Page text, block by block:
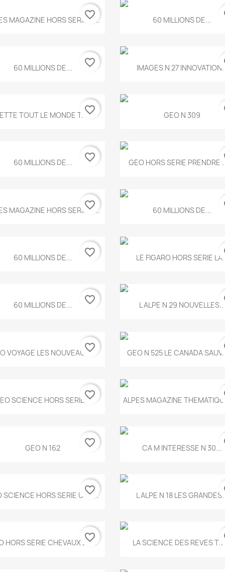
Aperçu rapide
MAGAZINE HORS SERIE N...
favorite_border Aperçu rapide
60 MILLIONS DE...
Aperçu rapide
60 MILLIONS DE... favorite_border Aperçu rapide
IMAGES N 27
Aperçu rapide
TOUT LE MONDE T.546
favorite_border Aperçu rapide
GEO N 309
Aperçu rapide
60 MILLIONS DE... favorite_border Aperçu rapide
GEO HORS SERIE PRENDRE
Aperçu rapide
MAGAZINE HORS SERIE N...
favorite_border Aperçu rapide
60 MILLIONS DE...
Aperçu rapide
60 MILLIONS DE... favorite_border Aperçu rapide
LE FIGARO HORS SERIE
Aperçu rapide
60 MILLIONS DE... favorite_border Aperçu rapide
L ALPE N 29 NOUVELLES...
Aperçu rapide
VOYAGE LES NOUVEAUX...
favorite_border Aperçu rapide
GEO N 525 LE CANADA
Aperçu rapide
SCIENCE HORS SERIE...
favorite_border Aperçu rapide
ALPES MAGAZINE
Aperçu rapide
GEO N 162 favorite_border Aperçu rapide
CA M INTERESSE N 30...
Aperçu rapide
SCIENCE HORS SERIE UNE...
favorite_border Aperçu rapide
L ALPE N 18 LES
Aperçu rapide
HORS SERIE CHEVAUX ET...
favorite_border Aperçu rapide
LA SCIENCE DES REVES